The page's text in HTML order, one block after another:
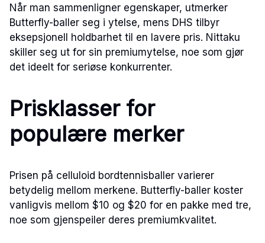
Når man sammenligner egenskaper, utmerker
Butterfly-baller seg i ytelse, mens DHS tilbyr
eksepsjonell holdbarhet til en lavere pris. Nittaku
skiller seg ut for sin premiumytelse, noe som gjør
det ideelt for seriøse konkurrenter.
Prisklasser for
populære merker
Prisen på celluloid bordtennisballer varierer
betydelig mellom merkene. Butterfly-baller koster
vanligvis mellom $10 og $20 for en pakke med tre,
noe som gjenspeiler deres premiumkvalitet.